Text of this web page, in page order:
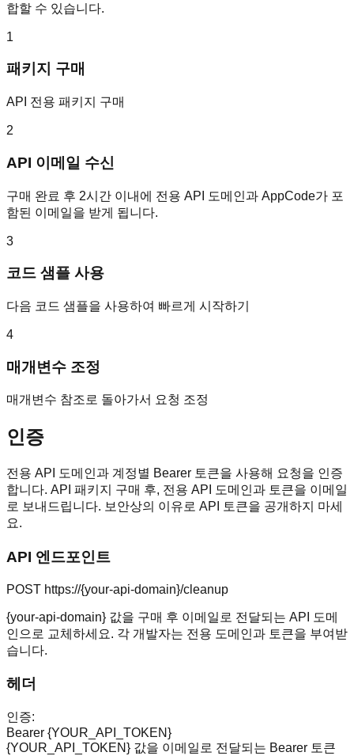
합할 수 있습니다.
1
패키지 구매
API 전용 패키지 구매
2
API 이메일 수신
구매 완료 후 2시간 이내에 전용 API 도메인과 AppCode가 포
함된 이메일을 받게 됩니다.
3
코드 샘플 사용
다음 코드 샘플을 사용하여 빠르게 시작하기
4
매개변수 조정
매개변수 참조로 돌아가서 요청 조정
인증
전용 API 도메인과 계정별 Bearer 토큰을 사용해 요청을 인증
합니다. API 패키지 구매 후, 전용 API 도메인과 토큰을 이메일
로 보내드립니다. 보안상의 이유로 API 토큰을 공개하지 마세
요.
API 엔드포인트
POST https://{your-api-domain}/cleanup
{your-api-domain} 값을 구매 후 이메일로 전달되는 API 도메
인으로 교체하세요. 각 개발자는 전용 도메인과 토큰을 부여받
습니다.
헤더
인증:
Bearer {YOUR_API_TOKEN}
{YOUR_API_TOKEN} 값을 이메일로 전달되는 Bearer 토큰